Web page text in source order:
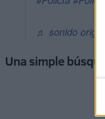
♬ sonido
Una simple